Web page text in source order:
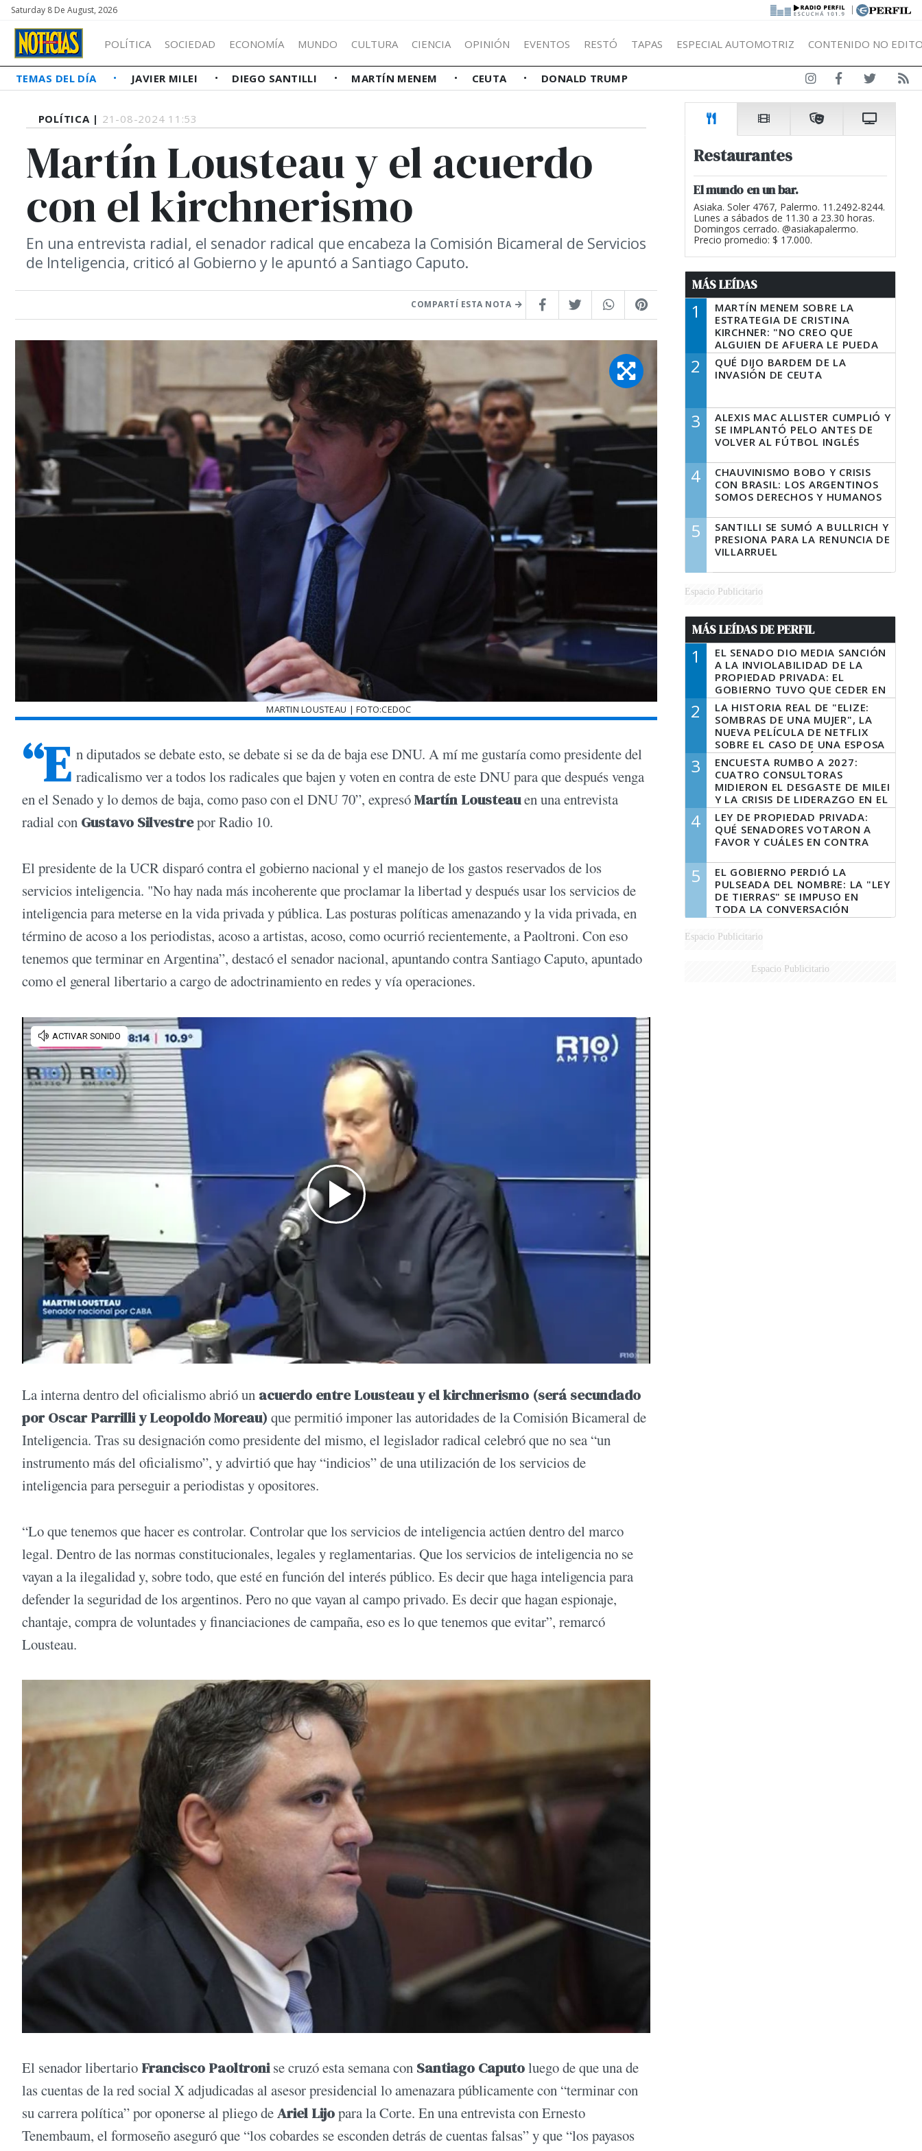
Saturday 8 De August, 2026 |
POLÍTICA SOCIEDAD ECONOMÍA MUNDO CULTURA CIENCIA OPINIÓN EVENTOS RESTÓ TAPAS ESPECIAL AUTOMOTRIZ CONTENIDO NO
TEMAS DEL DÍA JAVIER MILEI DIEGO SANTILLI MARTÍN MENEM CEUTA DONALD TRUMP
POLÍTICA | 21-08-2024 11:53
Martín Lousteau y el acuerdo
con el kirchnerismo
En una entrevista radial, el senador radical que encabeza la Comisión Bicameral de Servicios
de Inteligencia, criticó al Gobierno y le apuntó a Santiago Caputo.
COMPARTÍ ESTA NOTA
MARTIN LOUSTEAU | FOTO:CEDOC
“E n diputados se debate esto, se debate si se da de baja ese DNU. A mí me gustaría como presidente del
radicalismo ver a todos los radicales que bajen y voten en contra de este DNU para que después venga
en el Senado y lo demos de baja, como paso con el DNU 70”, expresóMartín Lousteauen una entrevista
radial con Gustavo Silvestrepor Radio 10.
El presidente de la UCR disparó contra el gobierno nacional y el manejo de los gastos reservados de los
servicios inteligencia. "No hay nada más incoherente que proclamar la libertad y después usar los servicios de
inteligencia para meterse en la vida privada y pública. Las posturas políticas amenazando y la vida privada, en
término de acoso a los periodistas, acoso a artistas, acoso, como ocurrió recientemente, a Paoltroni. Con eso
tenemos que terminar en Argentina”, destacó el senador nacional, apuntando contra Santiago Caputo, apuntado
como el general libertario a cargo de adoctrinamiento en redes y vía operaciones.
La interna dentro del oficialismo abrió un acuerdo entre Lousteau y el kirchnerismo (será secundado
por Oscar Parrilli y Leopoldo Moreau) que permitió imponer las autoridades de la Comisión Bicameral de
Inteligencia. Tras su designación como presidente del mismo, el legislador radical celebró que no sea “un
instrumento más del oficialismo”, y advirtió que hay “indicios” de una utilización de los servicios de
inteligencia para perseguir a periodistas y opositores.
“Lo que tenemos que hacer es controlar. Controlar que los servicios de inteligencia actúen dentro del marco
legal. Dentro de las normas constitucionales, legales y reglamentarias. Que los servicios de inteligencia no se
vayan a la ilegalidad y, sobre todo, que esté en función del interés público. Es decir que haga inteligencia para
defender la seguridad de los argentinos. Pero no que vayan al campo privado. Es decir que hagan espionaje,
chantaje, compra de voluntades y financiaciones de campaña, eso es lo que tenemos que evitar”, remarcó
Lousteau.
El senador libertario Francisco Paoltronise cruzó esta semana con Santiago Caputoluego de que una de
las cuentas de la red social X adjudicadas al asesor presidencial lo amenazara públicamente con “terminar con
su carrera política” por oponerse al pliego deAriel Lijopara la Corte. En una entrevista con Ernesto
Tenembaum, el formoseño aseguró que “los cobardes se esconden detrás de cuentas falsas” y que “los payasos
Restaurantes
El mundo en un bar.
Asiaka. Soler 4767, Palermo. 11.2492-8244.
Lunes a sábados de 11.30 a 23.30 horas.
Domingos cerrado. @asiakapalermo.
Precio promedio: $ 17.000.
MÁS LEÍDAS
1
MARTÍN MENEM SOBRE LA
ESTRATEGIA DE CRISTINA
KIRCHNER: "NO CREO QUE
ALGUIEN DE AFUERA LE PUEDA
DECIR A LA JUSTICIA LO QUE
TIENE QUE HACER"
2
QUÉ DIJO BARDEM DE LA
INVASIÓN DE CEUTA
3
ALEXIS MAC ALLISTER CUMPLIÓ Y
SE IMPLANTÓ PELO ANTES DE
VOLVER AL FÚTBOL INGLÉS
4
CHAUVINISMO BOBO Y CRISIS
CON BRASIL: LOS ARGENTINOS
SOMOS DERECHOS Y HUMANOS
5
SANTILLI SE SUMÓ A BULLRICH Y
PRESIONA PARA LA RENUNCIA DE
VILLARRUEL
Espacio Publicitario
MÁS LEÍDAS DE PERFIL
1
EL SENADO DIO MEDIA SANCIÓN
A LA INVIOLABILIDAD DE LA
PROPIEDAD PRIVADA: EL
GOBIERNO TUVO QUE CEDER EN
LA LEY DEL MANEJO DEL FUEGO
2
LA HISTORIA REAL DE "ELIZE:
SOMBRAS DE UNA MUJER", LA
NUEVA PELÍCULA DE NETFLIX
SOBRE EL CASO DE UNA ESPOSA
QUE DESCUARTIZÓ A SU
MARIDO
3
ENCUESTA RUMBO A 2027:
CUATRO CONSULTORAS
MIDIERON EL DESGASTE DE MILEI
Y LA CRISIS DE LIDERAZGO EN EL
PERONISMO
4
LEY DE PROPIEDAD PRIVADA:
QUÉ SENADORES VOTARON A
FAVOR Y CUÁLES EN CONTRA
5
EL GOBIERNO PERDIÓ LA
PULSEADA DEL NOMBRE: LA "LEY
DE TIERRAS" SE IMPUSO EN
TODA LA CONVERSACIÓN
DIGITAL
Espacio Publicitario
Espacio Publicitario